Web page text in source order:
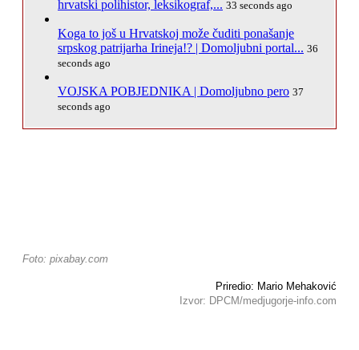
hrvatski polihistor, leksikograf,... 33 seconds ago
Koga to još u Hrvatskoj može čuditi ponašanje
srpskog patrijarha Irineja!? | Domoljubni portal... 36
seconds ago
VOJSKA POBJEDNIKA | Domoljubno pero 37
seconds ago
Foto: pixabay.com
Priredio: Mario Mehaković
Izvor: DPCM/medjugorje-info.com